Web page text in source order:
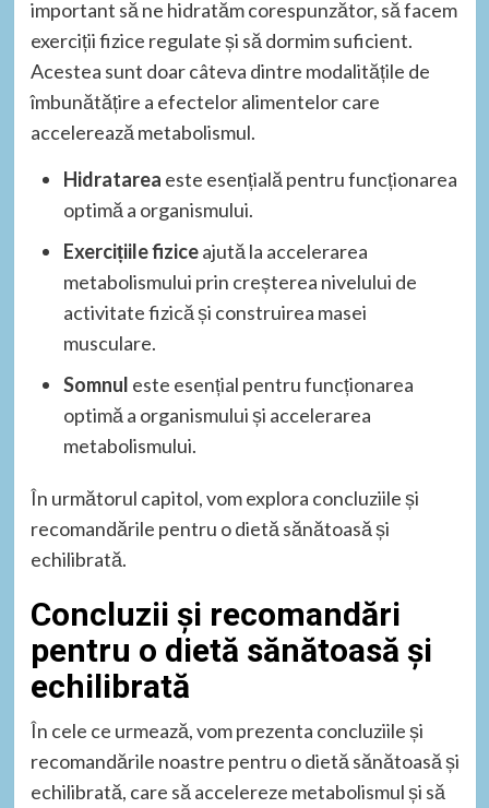
important să ne hidratăm corespunzător, să facem
exerciții fizice regulate și să dormim suficient.
Acestea sunt doar câteva dintre modalitățile de
îmbunătățire a efectelor alimentelor care
accelerează metabolismul.
Hidratarea este esențială pentru funcționarea
optimă a organismului.
Exercițiile fiziceajută la accelerarea
metabolismului prin creșterea nivelului de
activitate fizică și construirea masei
musculare.
Somnul este esențial pentru funcționarea
optimă a organismului și accelerarea
metabolismului.
În următorul capitol, vom explora concluziile și
recomandările pentru o dietă sănătoasă și
echilibrată.
Concluzii și recomandări
pentru o dietă sănătoasă și
echilibrată
În cele ce urmează, vom prezenta concluziile și
recomandările noastre pentru o dietă sănătoasă și
echilibrată, care să accelereze metabolismul și să